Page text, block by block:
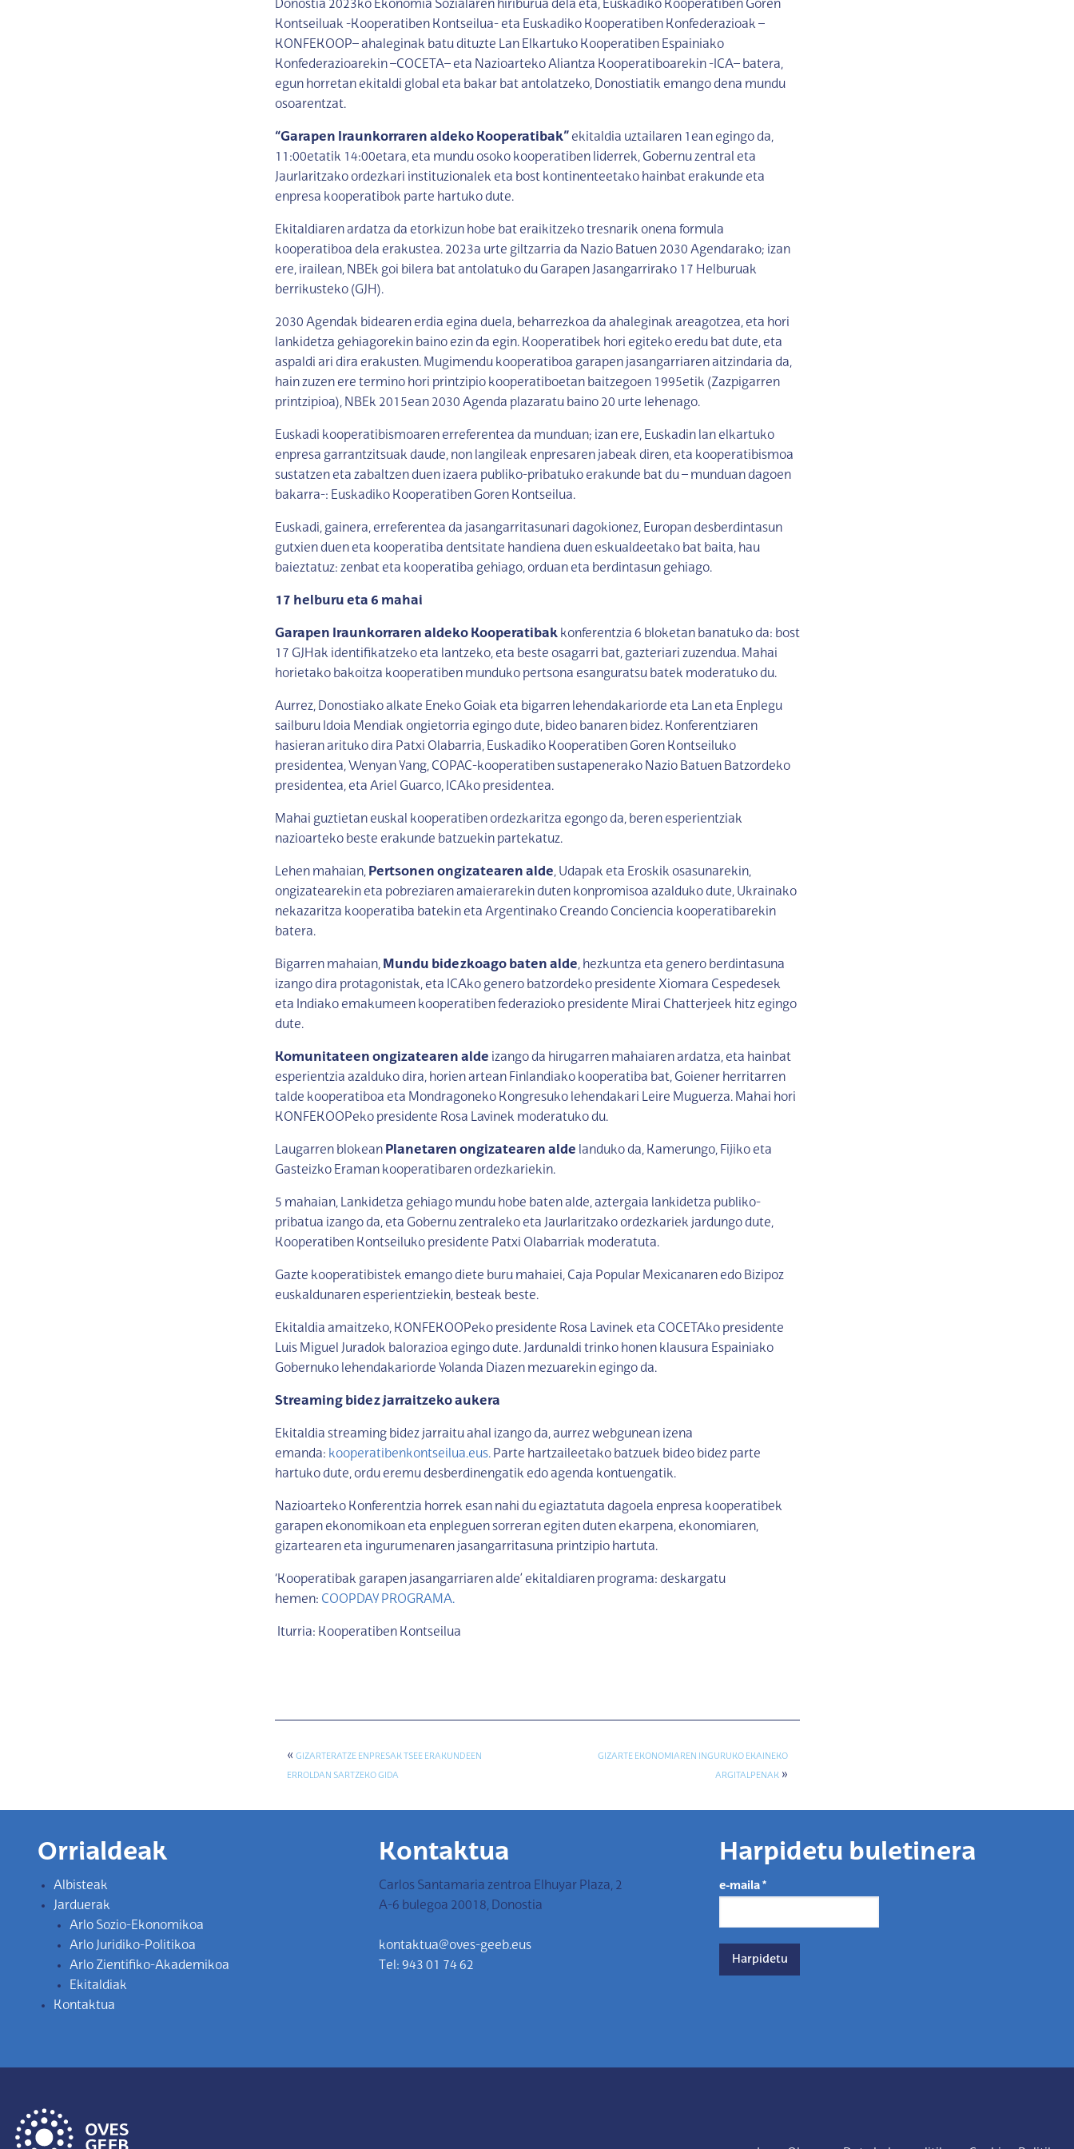
Donostia 2023ko Ekonomia Sozialaren hiriburua dela eta, Euskadiko Kooperatiben Goren
Kontseiluak -Kooperatiben Kontseilua- eta Euskadiko Kooperatiben Konfederazioak –
KONFEKOOP– ahaleginak batu dituzte Lan Elkartuko Kooperatiben Espainiako
Konfederazioarekin –COCETA– eta Nazioarteko Aliantza Kooperatiboarekin -ICA– batera,
egun horretan ekitaldi global eta bakar bat antolatzeko, Donostiatik emango dena mundu
osoarentzat.
“Garapen Iraunkorraren aldeko Kooperatibak”ekitaldia uztailaren 1ean egingo da,
11:00etatik 14:00etara, eta mundu osoko kooperatiben liderrek, Gobernu zentral eta
Jaurlaritzako ordezkari instituzionalek eta bost kontinenteetako hainbat erakunde eta
enpresa kooperatibok parte hartuko dute.
Ekitaldiaren ardatza da etorkizun hobe bat eraikitzeko tresnarik onena formula
kooperatiboa dela erakustea. 2023a urte giltzarria da Nazio Batuen 2030 Agendarako; izan
ere, irailean, NBEk goi bilera bat antolatuko du Garapen Jasangarrirako 17 Helburuak
berrikusteko (GJH).
2030 Agendak bidearen erdia egina duela, beharrezkoa da ahaleginak areagotzea, eta hori
lankidetza gehiagorekin baino ezin da egin. Kooperatibek hori egiteko eredu bat dute, eta
aspaldi ari dira erakusten. Mugimendu kooperatiboa garapen jasangarriaren aitzindaria da,
hain zuzen ere termino hori printzipio kooperatiboetan baitzegoen 1995etik (Zazpigarren
printzipioa), NBEk 2015ean 2030 Agenda plazaratu baino 20 urte lehenago.
Euskadi kooperatibismoaren erreferentea da munduan; izan ere, Euskadin lan elkartuko
enpresa garrantzitsuak daude, non langileak enpresaren jabeak diren, eta kooperatibismoa
sustatzen eta zabaltzen duen izaera publiko-pribatuko erakunde bat du – munduan dagoen
bakarra-: Euskadiko Kooperatiben Goren Kontseilua.
Euskadi, gainera, erreferentea da jasangarritasunari dagokionez, Europan desberdintasun
gutxien duen eta kooperatiba dentsitate handiena duen eskualdeetako bat baita, hau
baieztatuz: zenbat eta kooperatiba gehiago, orduan eta berdintasun gehiago.
17 helburu eta 6 mahai
Garapen Iraunkorraren aldeko Kooperatibakkonferentzia 6 bloketan banatuko da: bost
17 GJHak identifikatzeko eta lantzeko, eta beste osagarri bat, gazteriari zuzendua. Mahai
horietako bakoitza kooperatiben munduko pertsona esanguratsu batek moderatuko du.
Aurrez, Donostiako alkate Eneko Goiak eta bigarren lehendakariorde eta Lan eta Enplegu
sailburu Idoia Mendiak ongietorria egingo dute, bideo banaren bidez. Konferentziaren
hasieran arituko dira Patxi Olabarria, Euskadiko Kooperatiben Goren Kontseiluko
presidentea, Wenyan Yang, COPAC-kooperatiben sustapenerako Nazio Batuen Batzordeko
presidentea, eta Ariel Guarco, ICAko presidentea.
Mahai guztietan euskal kooperatiben ordezkaritza egongo da, beren esperientziak
nazioarteko beste erakunde batzuekin partekatuz.
Lehen mahaian, Pertsonen ongizatearen alde, Udapak eta Eroskik osasunarekin,
ongizatearekin eta pobreziaren amaierarekin duten konpromisoa azalduko dute, Ukrainako
nekazaritza kooperatiba batekin eta Argentinako Creando Conciencia kooperatibarekin
batera.
Bigarren mahaian, Mundu bidezkoago baten alde, hezkuntza eta genero berdintasuna
izango dira protagonistak, eta ICAko genero batzordeko presidente Xiomara Cespedesek
eta Indiako emakumeen kooperatiben federazioko presidente Mirai Chatterjeek hitz egingo
dute.
Komunitateen ongizatearen alde izango da hirugarren mahaiaren ardatza, eta hainbat
esperientzia azalduko dira, horien artean Finlandiako kooperatiba bat, Goiener herritarren
talde kooperatiboa eta Mondragoneko Kongresuko lehendakari Leire Muguerza. Mahai hori
KONFEKOOPeko presidente Rosa Lavinek moderatuko du.
Laugarren blokean Planetaren ongizatearen alde landuko da, Kamerungo, Fijiko eta
Gasteizko Eraman kooperatibaren ordezkariekin.
5 mahaian, Lankidetza gehiago mundu hobe baten alde, aztergaia lankidetza publiko-
pribatua izango da, eta Gobernu zentraleko eta Jaurlaritzako ordezkariek jardungo dute,
Kooperatiben Kontseiluko presidente Patxi Olabarriak moderatuta.
Gazte kooperatibistek emango diete buru mahaiei, Caja Popular Mexicanaren edo Bizipoz
euskaldunaren esperientziekin, besteak beste.
Ekitaldia amaitzeko, KONFEKOOPeko presidente Rosa Lavinek eta COCETAko presidente
Luis Miguel Juradok balorazioa egingo dute. Jardunaldi trinko honen klausura Espainiako
Gobernuko lehendakariorde Yolanda Diazen mezuarekin egingo da.
Streaming bidez jarraitzeko aukera
Ekitaldia streaming bidez jarraitu ahal izango da, aurrez webgunean izena
emanda: kooperatibenkontseilua.eus.Parte hartzaileetako batzuek bideo bidez parte
hartuko dute, ordu eremu desberdinengatik edo agenda kontuengatik.
Nazioarteko Konferentzia horrek esan nahi du egiaztatuta dagoela enpresa kooperatibek
garapen ekonomikoan eta enpleguen sorreran egiten duten ekarpena, ekonomiaren,
gizartearen eta ingurumenaren jasangarritasuna printzipio hartuta.
‘Kooperatibak garapen jasangarriaren alde’ ekitaldiaren programa: deskargatu
hemen: COOPDAY PROGRAMA.
Iturria: Kooperatiben Kontseilua
« GIZARTERATZE ENPRESAK TSEE ERAKUNDEEN
ERROLDAN SARTZEKO GIDA
GIZARTE EKONOMIAREN INGURUKO EKAINEKO
ARGITALPENAK»
Orrialdeak
Albisteak
Jarduerak
Arlo Sozio-Ekonomikoa
Arlo Juridiko-Politikoa
Arlo Zientifiko-Akademikoa
Ekitaldiak
Kontaktua
Kontaktua
Carlos Santamaria zentroa Elhuyar Plaza, 2
A-6 bulegoa 20018, Donostia
kontaktua@oves-geeb.eus
Tel: 943 01 74 62
Harpidetu buletinera
e-maila*